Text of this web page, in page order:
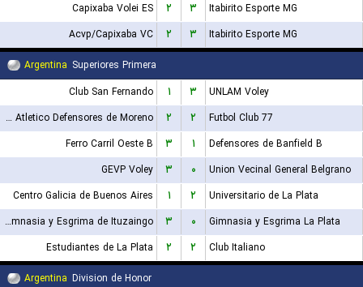
Capixaba Volei ES
۲ ۳
Itabirito Esporte MG
Acvp/Capixaba VC
۲ ۳
Itabirito Esporte MG
Argentina Superiores Primera
Club San Fernando
۱ ۳
UNLAM Voley
Club Atletico Defensores de Moreno
۲ ۲
77 Futbol Club
Ferro Carril Oeste B
۳ ۱
Defensores de Banfield B
GEVP Voley
۳ ۰
Union Vecinal General Belgrano
Centro Galicia de Buenos Aires
۱ ۲
Universitario de La Plata
Gimnasia y Esgrima de Ituzaingo
۳ ۰
Gimnasia y Esgrima La Plata
Estudiantes de La Plata
۲ ۲
Club Italiano
Argentina Division de Honor